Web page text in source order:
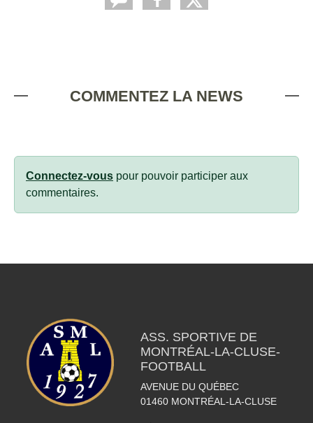
COMMENTEZ LA NEWS
Connectez-vous pour pouvoir participer aux
commentaires.
ASS. SPORTIVE DE
MONTRÉAL-LA-CLUSE-
FOOTBALL
AVENUE DU QUÉBEC
01460 MONTRÉAL-LA-CLUSE